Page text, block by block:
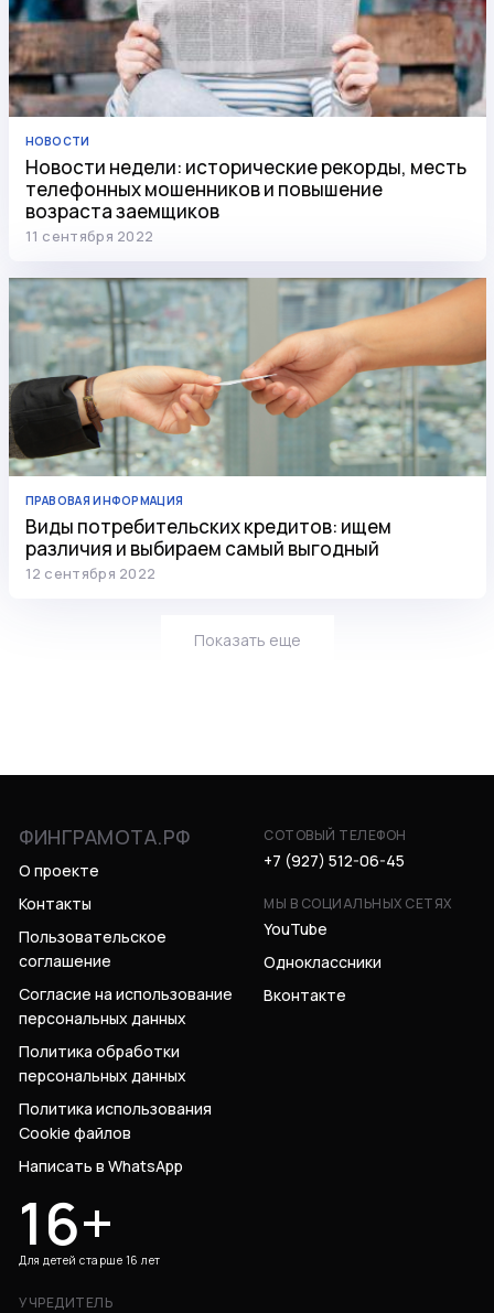
НОВОСТИ
Новости недели: исторические рекорды, месть
телефонных мошенников и повышение
возраста заемщиков
11 сентября 2022
ПРАВОВАЯ ИНФОРМАЦИЯ
Виды потребительских кредитов: ищем
различия и выбираем самый выгодный
12 сентября 2022
Показать еще
ФИНГРАМОТА.РФ
О проекте
Контакты
Пользовательское
соглашение
Согласие на использование
персональных данных
Политика обработки
персональных данных
Политика использования
Cookie файлов
Написать в WhatsApp
16+
Для детей старше 16 лет
СОТОВЫЙ ТЕЛЕФОН
+7 (927) 512-06-45
МЫ В СОЦИАЛЬНЫХ СЕТЯХ
YouTube
Одноклассники
Вконтакте
УЧРЕДИТЕЛЬ